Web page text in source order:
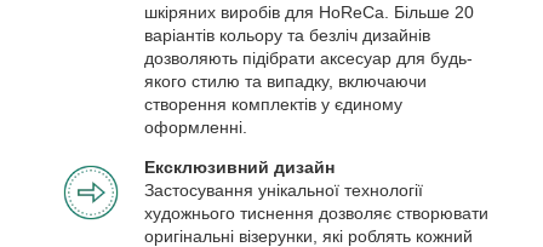
шкіряних виробів для HoReCa. Більше 20
варіантів кольору та безліч дизайнів
дозволяють підібрати аксесуар для будь-
якого стилю та випадку, включаючи
створення комплектів у єдиному
оформленні.
Ексклюзивний дизайн
Застосування унікальної технології
художнього тиснення дозволяє створювати
оригінальні візерунки, які роблять кожний